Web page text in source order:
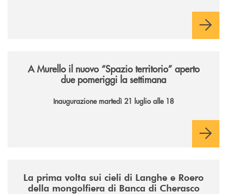
A Murello il nuovo “Spazio territorio” aperto
due pomeriggi la settimana
Inaugurazione martedì 21 luglio alle 18
La prima volta sui cieli di Langhe e Roero
della mongolfiera di Banca di Cherasco